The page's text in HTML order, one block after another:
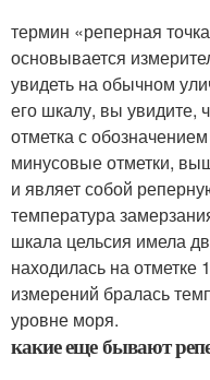
термин «реперная
основывается
увидеть на обычном
его шкалу, вы увидите,
отметка с
минусовые отметки,
и являет собой
температура
шкала цельсия имела
находилась на отметке
измерений бралась
уровне моря.
какие еще бывают